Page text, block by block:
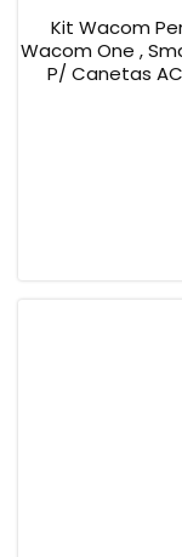
Kit Wacom
Wacom One ,
P/ Canetas